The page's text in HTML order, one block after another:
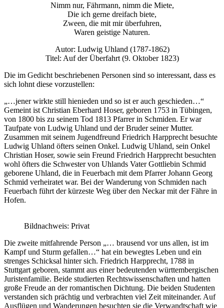
Nimm nur, Fährmann, nimm die Miete,
Die ich gerne dreifach biete,
Zween, die mit mir überfuhren,
Waren geistige Naturen.
Autor: Ludwig Uhland (1787-1862)
Titel: Auf der Überfahrt (9. Oktober 1823)
Die im Gedicht beschriebenen Personen sind so interessant, dass es
sich lohnt diese vorzustellen:
„…jener wirkte still hienieden und so ist er auch geschieden…“
Gemeint ist Christian Eberhard Hoser, geboren 1753 in Tübingen,
von 1800 bis zu seinem Tod 1813 Pfarrer in Schmiden. Er war
Taufpate von Ludwig Uhland und der Bruder seiner Mutter.
Zusammen mit seinem Jugendfreund Friedrich Harpprecht besuchte
Ludwig Uhland öfters seinen Onkel. Ludwig Uhland, sein Onkel
Christian Hoser, sowie sein Freund Friedrich Harpprecht besuchten
wohl öfters die Schwester von Uhlands Vater Gottliebin Schmid
geborene Uhland, die in Feuerbach mit dem Pfarrer Johann Georg
Schmid verheiratet war. Bei der Wanderung von Schmiden nach
Feuerbach führt der kürzeste Weg über den Neckar mit der Fähre in
Hofen.
Bildnachweis: Privat
Die zweite mitfahrende Person „… brausend vor uns allen, ist im
Kampf und Sturm gefallen…“ hat ein bewegtes Leben und ein
strenges Schicksal hinter sich. Friedrich Harpprecht, 1788 in
Stuttgart geboren, stammt aus einer bedeutenden württembergischen
Juristenfamilie. Beide studierten Rechtswissenschaften und hatten
große Freude an der romantischen Dichtung. Die beiden Studenten
verstanden sich prächtig und verbrachten viel Zeit miteinander. Auf
Ausflügen und Wanderungen besuchten sie die Verwandtschaft wie